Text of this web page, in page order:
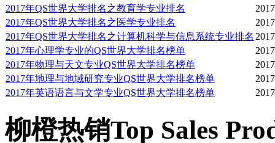
学习建议
学生开始学位课程学习
导老师。在学生的整个
师将为其提供包括选择
2017年QS世界大学排名之教育学专业排名
2017
2017年QS世界大学排名之医学专业排名
2017
2017年QS世界大学排名之计算机科学与信息系统专业排名 2017
2017年心理学专业的QS世界大学排名榜单
2017
2017年物理与天文专业QS世界大学排名榜单
2017
2017年地理与地域研究专业QS世界大学排名榜单
2017
2017年英语语言与文学专业QS世界大学排名榜单
2017
柳橙热销Top Sales